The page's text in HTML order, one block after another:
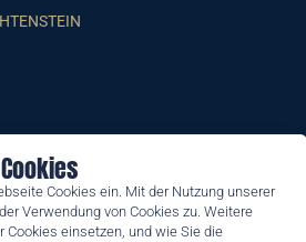
Cookies ein. Mit der Nutzung unserer
Verwendung von Cookies zu. Weitere
Cookies einsetzen, und wie Sie die